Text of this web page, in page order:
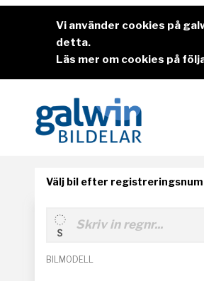
Vi använder cookies på
detta.
Läs mer om cookies på
Välj bil efter
BILMODELL